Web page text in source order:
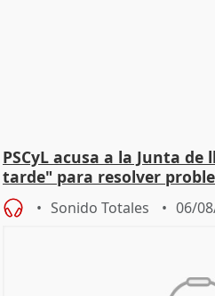
PSCyL acusa a la Junta
tarde" para resolver
Sonido Totales 06/